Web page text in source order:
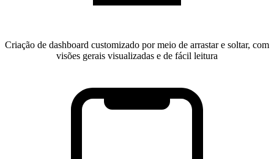
Criação de dashboard customizado por meio de arrastar e soltar, com
visões gerais visualizadas e de fácil leitura